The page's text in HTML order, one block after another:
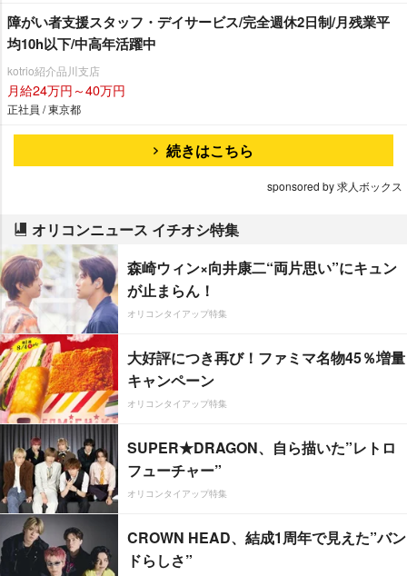
障がい者支援スタッフ・デイサービス/完全週休2日制/月残業平
均10h以下/中高年活躍中
kotrio紹介品川支店
月給24万円～40万円
正社員 / 東京都
続きはこちら
sponsored by 求人ボックス
オリコンニュース イチオシ特集
森崎ウィン×向井康二“両片思い”にキュン
が止まらん！
オリコンタイアップ特集
大好評につき再び！ファミマ名物45％増量
キャンペーン
オリコンタイアップ特集
SUPER★DRAGON、自ら描いた”レトロ
フューチャー”
オリコンタイアップ特集
CROWN HEAD、結成1周年で見えた”バン
ドらしさ”